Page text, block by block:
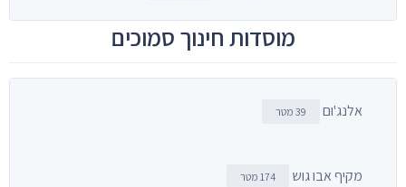
מוסדות חינוך סמוכים
אלנג'ום 39 מטר
מקיף אבו גוש 174 מטר